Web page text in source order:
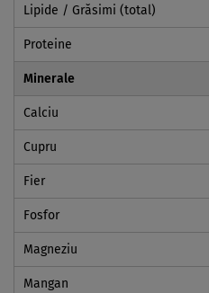
Lipide / Grăsimi (total)
Proteine
Minerale
Calciu
Cupru
Fier
Fosfor
Magneziu
Mangan